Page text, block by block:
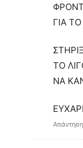
ΓΙΑ ΤΟ
ΤΟ
ΝΑ
Απάντηση